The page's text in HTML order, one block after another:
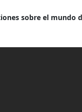
sobre el mundo